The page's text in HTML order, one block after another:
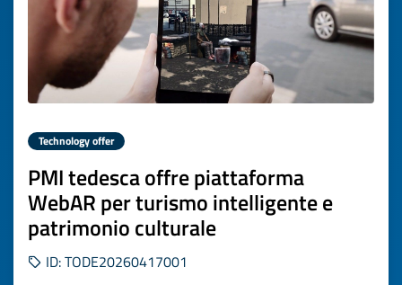
Technology offer
PMI tedesca offre piattaforma
WebAR per turismo intelligente e
patrimonio culturale
ID: TODE20260417001